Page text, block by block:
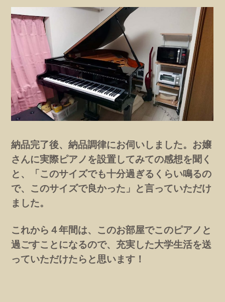
納品完了後、納品調律にお伺いしました。お嬢
さんに実際ピアノを設置してみての感想を聞く
と、「このサイズでも十分過ぎるくらい鳴るの
で、このサイズで良かった」と言っていただけ
ました。
これから４年間は、このお部屋でこのピアノと
過ごすことになるので、充実した大学生活を送
っていただけたらと思います！